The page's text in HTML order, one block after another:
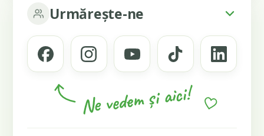
Urmărește-ne
Ne vedem și aici!